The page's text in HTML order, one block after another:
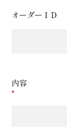
オーダーＩＤ
内容